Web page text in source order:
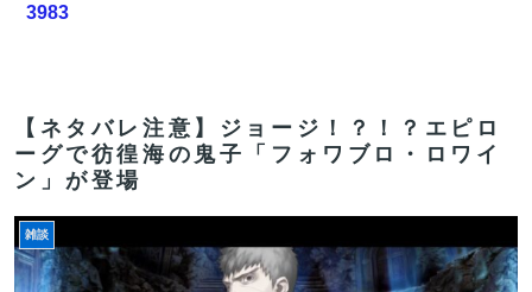
3983
【FGO】グランドみんな金フォウいれてるもん？
韓国サッカー協会、Ｗ杯アジア予選で外国人審判員に性
的接待か…韓国放送局が独占報道
【FGO】スルトくんは保険に使えたのかね実際
【ネタバレ注意】ジョージ！？！？エピロ
ーグで彷徨海の鬼子「フォワブロ・ロワイ
ン」が登場
雑談